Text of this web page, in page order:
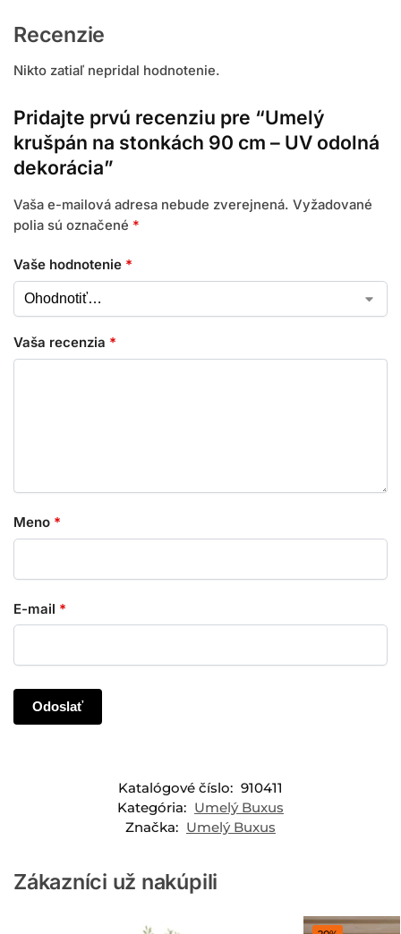
Recenzie
Nikto zatiaľ nepridal hodnotenie.
Pridajte prvú recenziu pre “Umelý
krušpán na stonkách 90 cm – UV odolná
dekorácia”
Vaša e-mailová adresa nebude zverejnená. Vyžadované
polia sú označené *
Vaše hodnotenie *
Vaša recenzia *
Meno *
E-mail *
Katalógové číslo: 910411
Kategória: Umelý Buxus
Značka: Umelý Buxus
Zákazníci už nakúpili